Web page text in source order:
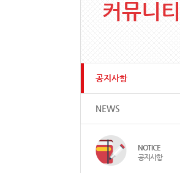
커뮤니티
공지사항
NEWS
NOTICE
공지사항